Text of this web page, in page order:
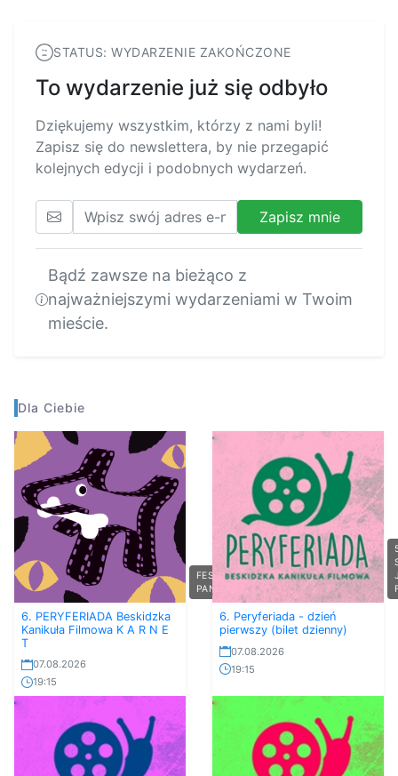
STATUS: WYDARZENIE ZAKOŃCZONE
To wydarzenie już się odbyło
Dziękujemy wszystkim, którzy z nami byli!
Zapisz się do newslettera, by nie przegapić
kolejnych edycji i podobnych wydarzeń.
Zapisz mnie
Bądź zawsze na bieżąco z
najważniejszymi wydarzeniami w Twoim
mieście.
Dla Ciebie
FESTIWAL
PANNONICA
6. PERYFERIADA Beskidzka
Kanikuła Filmowa K A R N E
T
07.08.2026
19:15
6. Peryferiada - dzień
pierwszy (bilet dzienny)
07.08.2026
19:15